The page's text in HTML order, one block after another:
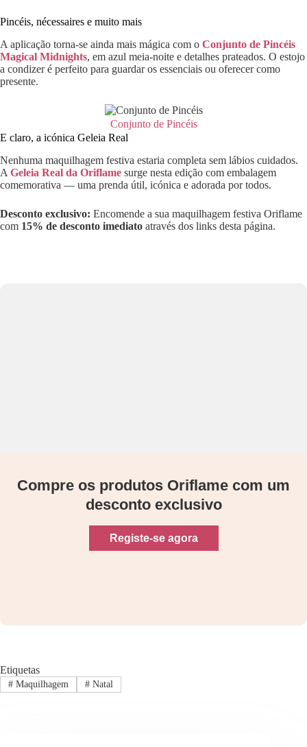
Pincéis, nécessaires e muito mais
A aplicação torna-se ainda mais mágica com o Conjunto de Pincéis
Magical Midnights, em azul meia-noite e detalhes prateados. O estojo
a condizer é perfeito para guardar os essenciais ou oferecer como
presente.
Conjunto de Pincéis
E claro, a icónica Geleia Real
Nenhuma maquilhagem festiva estaria completa sem lábios cuidados.
A Geleia Real da Oriflame surge nesta edição com embalagem
comemorativa — uma prenda útil, icónica e adorada por todos.
Desconto exclusivo: Encomende a sua maquilhagem festiva Oriflame
com 15% de desconto imediato através dos links desta página.
Compre os produtos Oriflame com um
desconto exclusivo
Registe-se agora
Etiquetas
#Maquilhagem #Natal